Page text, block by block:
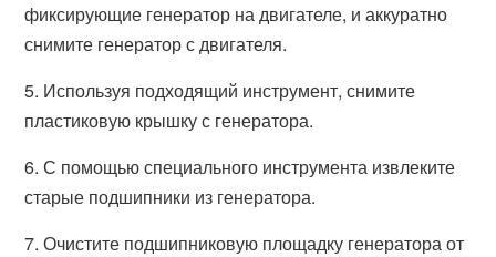
фиксирующие генератор на двигателе, и аккуратно
снимите генератор с двигателя.
5. Используя подходящий инструмент, снимите
пластиковую крышку с генератора.
6. С помощью специального инструмента извлеките
старые подшипники из генератора.
7. Очистите подшипниковую площадку генератора от